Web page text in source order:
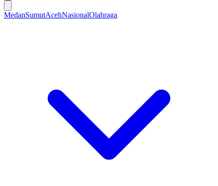
MedanSumutAcehNasionalOlahraga